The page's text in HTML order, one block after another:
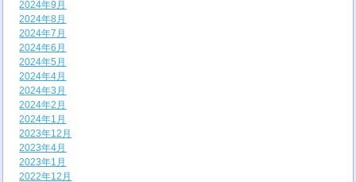
2024年9月
2024年8月
2024年7月
2024年6月
2024年5月
2024年4月
2024年3月
2024年2月
2024年1月
2023年12月
2023年4月
2023年1月
2022年12月